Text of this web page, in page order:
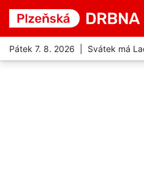
Pátek 7. 8. 2026 | Svátek má